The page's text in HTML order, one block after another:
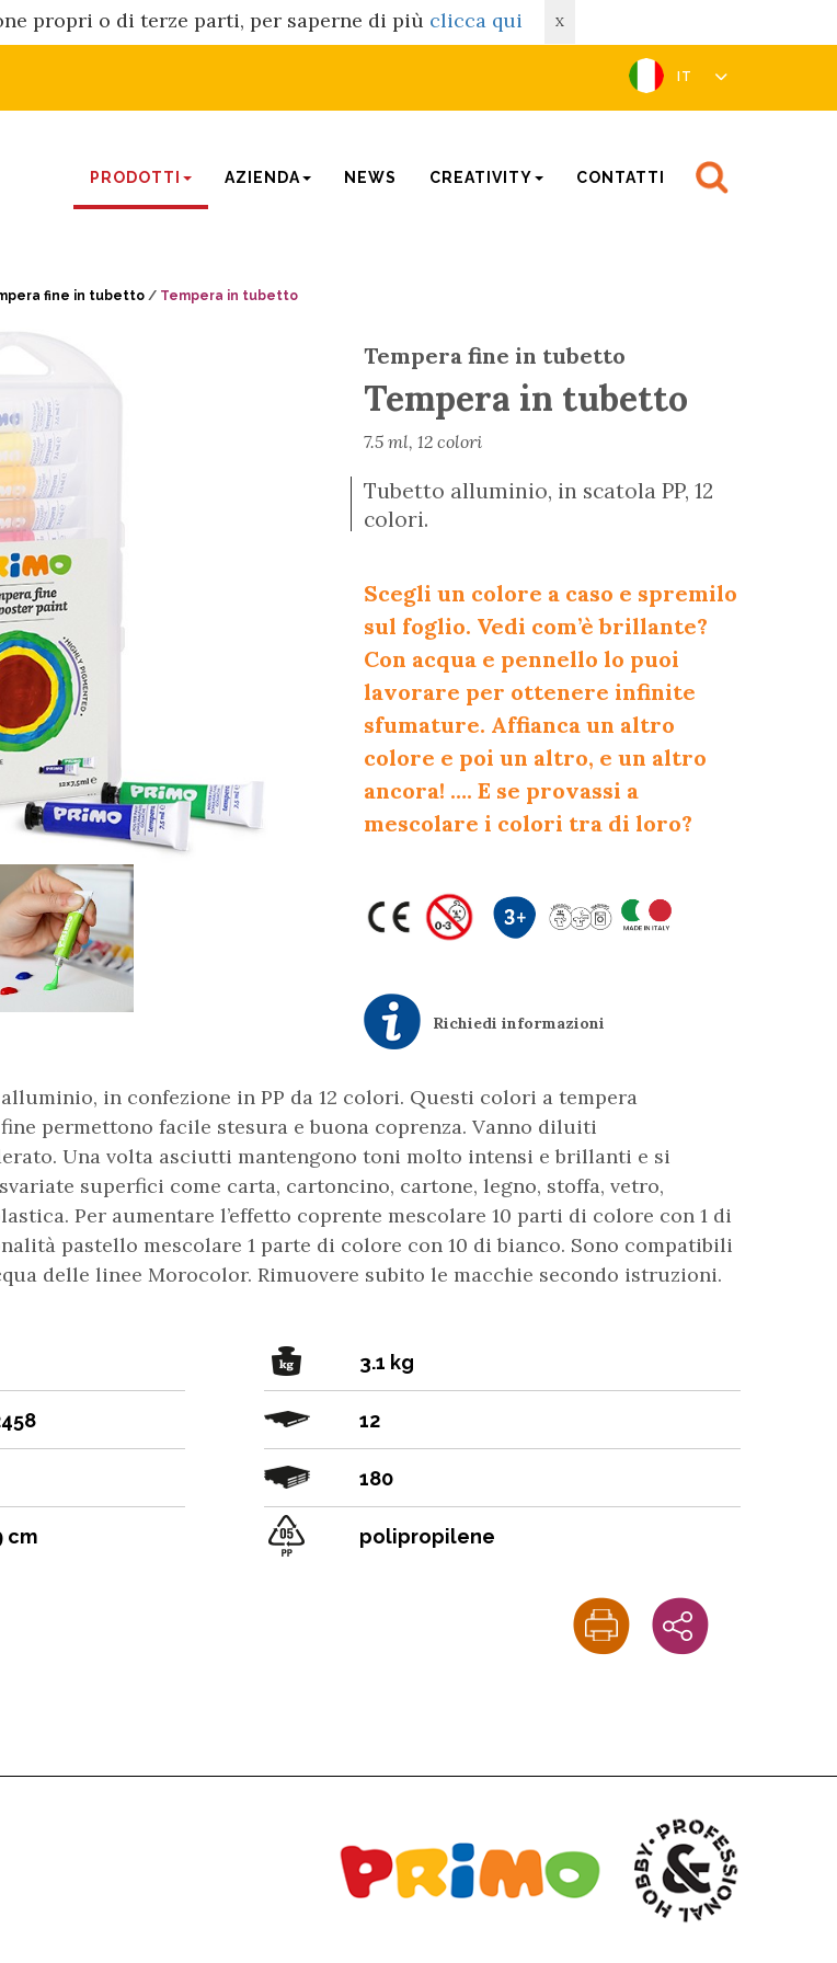
propri o di terze parti, per saperne di più clicca qui X
IT
PRODOTTI AZIENDA NEWS CREATIVITY CONTATTI
fine in tubetto / Tempera in tubetto
Tempera fine in tubetto
Tempera in tubetto
7.5 ml, 12 colori
Tubetto alluminio, in scatola PP, 12
colori.
Scegli un colore a caso e spremilo
sul foglio. Vedi com’è brillante?
Con acqua e pennello lo puoi
lavorare per ottenere infinite
sfumature. Affianca un altro
colore e poi un altro, e un altro
ancora! …. E se provassi a
mescolare i colori tra di loro?
Richiedi informazioni
in confezione in PP da 12 colori. Questi colori a tempera
permettono facile stesura e buona coprenza. Vanno diluiti
Una volta asciutti mantengono toni molto intensi e brillanti e si
superfici come carta, cartoncino, cartone, legno, stoffa, vetro,
Per aumentare l’effetto coprente mescolare 10 parti di colore con 1 di
pastello mescolare 1 parte di colore con 10 di bianco. Sono compatibili
delle linee Morocolor. Rimuovere subito le macchie secondo istruzioni.
cm
3.1 kg
12
180
polipropilene